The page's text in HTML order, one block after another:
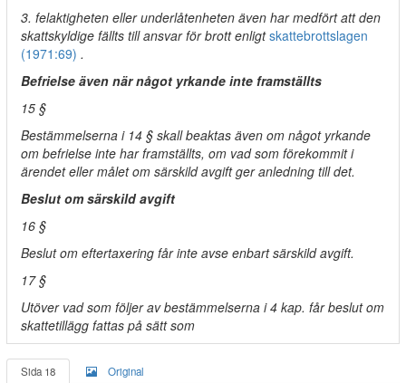
3. felaktigheten eller underlåtenheten även har medfört att den
skattskyldige fällts till ansvar för brott enligtskattebrottslagen
(1971:69) .
Befrielse även när något yrkande inte framställts
15 §
Bestämmelserna i 14 § skall beaktas även om något yrkande
om befrielse inte har framställts, om vad som förekommit i
ärendet eller målet om särskild avgift ger anledning till det.
Beslut om särskild avgift
16 §
Beslut om eftertaxering får inte avse enbart särskild avgift.
17 §
Utöver vad som följer av bestämmelserna i 4 kap. får beslut om
skattetillägg fattas på sätt som
Sida 18 Original